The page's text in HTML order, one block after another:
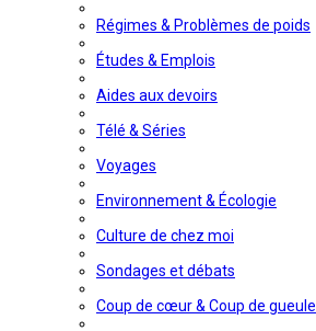
Régimes & Problèmes de poids
Études & Emplois
Aides aux devoirs
Télé & Séries
Voyages
Environnement & Écologie
Culture de chez moi
Sondages et débats
Coup de cœur & Coup de gueule